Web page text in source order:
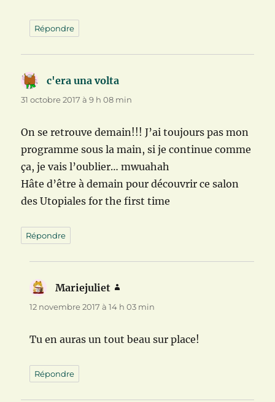
Répondre
c'era una volta
31 octobre 2017 à 9 h 08 min
On se retrouve demain!!! J’ai toujours pas mon
programme sous la main, si je continue comme
ça, je vais l’oublier… mwuahah
Hâte d’être à demain pour découvrir ce salon
des Utopiales for the first time
Répondre
Mariejuliet
12 novembre 2017 à 14 h 03 min
Tu en auras un tout beau sur place!
Répondre